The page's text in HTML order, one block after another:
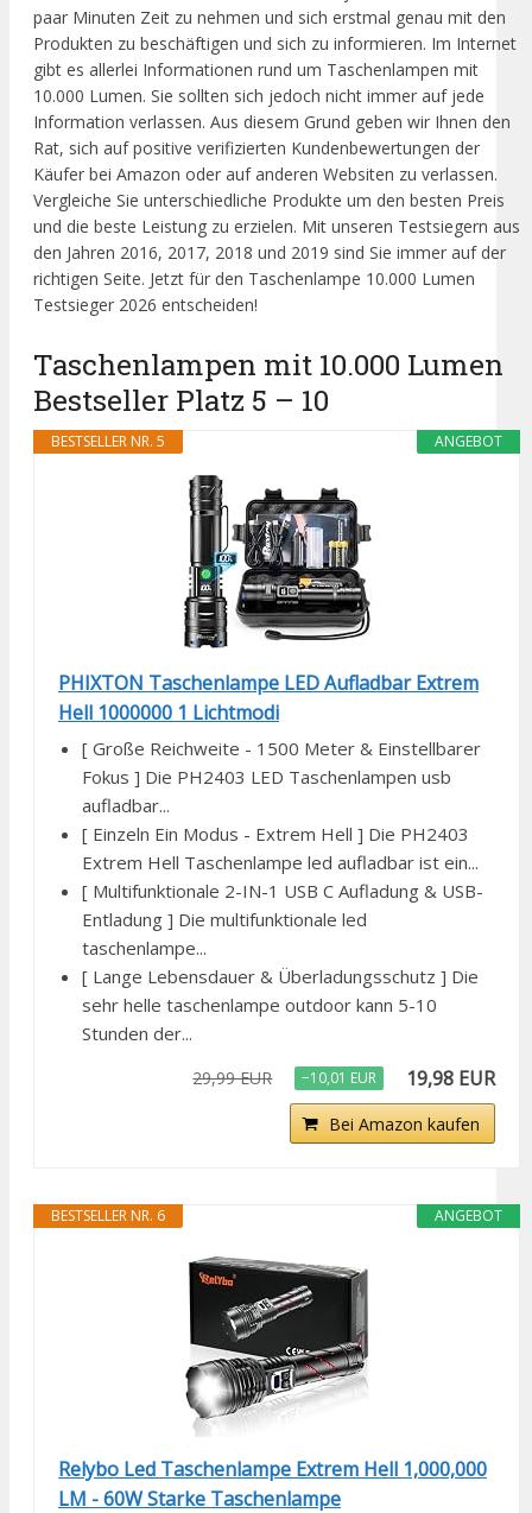
paar Minuten Zeit zu nehmen und sich erstmal genau mit den
Produkten zu beschäftigen und sich zu informieren. Im Internet
gibt es allerlei Informationen rund um Taschenlampen mit
10.000 Lumen. Sie sollten sich jedoch nicht immer auf jede
Information verlassen. Aus diesem Grund geben wir Ihnen den
Rat, sich auf positive verifizierten Kundenbewertungen der
Käufer bei Amazon oder auf anderen Websiten zu verlassen.
Vergleiche Sie unterschiedliche Produkte um den besten Preis
und die beste Leistung zu erzielen. Mit unseren Testsiegern aus
den Jahren 2016, 2017, 2018 und 2019 sind Sie immer auf der
richtigen Seite. Jetzt für den Taschenlampe 10.000 Lumen
Testsieger 2026 entscheiden!
Taschenlampen mit 10.000 Lumen
Bestseller Platz 5 – 10
ANGEBOT
BESTSELLER NR. 5
PHIXTON Taschenlampe LED Aufladbar Extrem
Hell 1000000 1 Lichtmodi
[ Große Reichweite - 1500 Meter & Einstellbarer
Fokus ] Die PH2403 LED Taschenlampen usb
aufladbar...
[ Einzeln Ein Modus - Extrem Hell ] Die PH2403
Extrem Hell Taschenlampe led aufladbar ist ein...
[ Multifunktionale 2-IN-1 USB C Aufladung & USB-
Entladung ] Die multifunktionale led
taschenlampe...
[ Lange Lebensdauer & Überladungsschutz ] Die
sehr helle taschenlampe outdoor kann 5-10
Stunden der...
29,99 EUR −10,01 EUR 19,98 EUR
Bei Amazon kaufen
ANGEBOT
BESTSELLER NR. 6
Relybo Led Taschenlampe Extrem Hell 1,000,000
LM - 60W Starke Taschenlampe